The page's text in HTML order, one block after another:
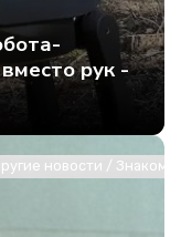
рук -
новости /